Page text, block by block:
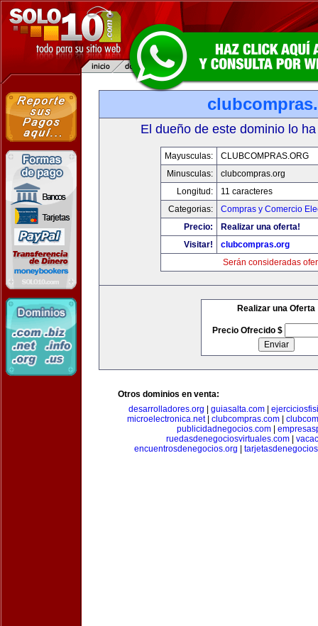
El dueño de este dominio lo
Mayusculas:
CLUBCOMPRAS.ORG
Minusculas:
clubcompras.org
Longitud:
11 caracteres
Categorias:
Compras y Comercio
Precio:
Realizar una oferta!
Visitar!
clubcompras.org
Serán consideradas
Realizar una Oferta
Precio Ofrecido $
Otros dominios en venta:
desarrolladores.org
guiasalta.com|
microelectronica.net| clubcompras.com
publicidadnegocios.com
ruedasdenegociosvirtuales.com|
encuentrosdenegocios.org